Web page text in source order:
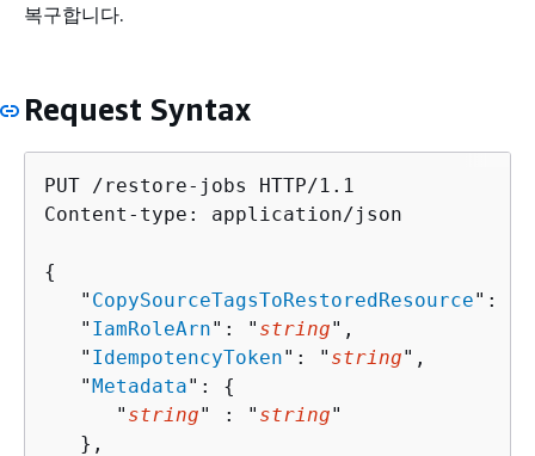
복구합니다.
Request Syntax
PUT /restore-jobs HTTP/1.1
Content-type: application/json
{
   "
CopySourceTagsToRestoredResource":
   "
IamRoleArn": " string",
   "
IdempotencyToken": " string",
   "
Metadata": {
      "
string" : " string"
   },